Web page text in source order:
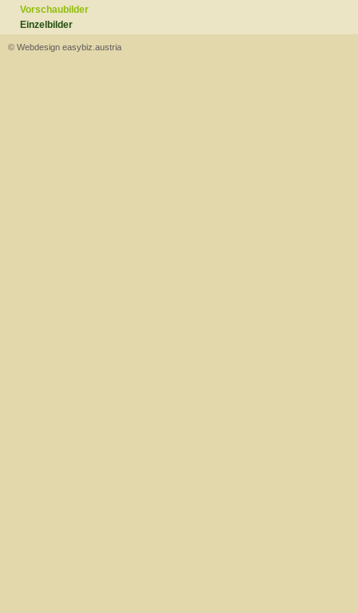
Vorschaubilder
Einzelbilder
© Webdesign easybiz.austria